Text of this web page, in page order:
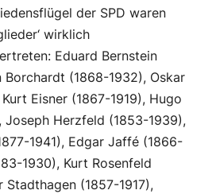
der SPD waren
wirklich
Eduard Bernstein
Borchardt (1868-1932), Oskar
Eisner (1867-1919), Hugo
Joseph Herzfeld (1853-1939),
1941), Edgar Jaffé (1866-
1930), Kurt Rosenfeld
Stadthagen (1857-1917),